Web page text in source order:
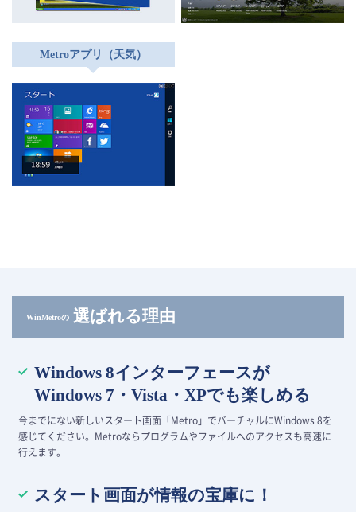
Metroアプリ（天気）
WinMetroの 選ばれる理由
Windows 8インターフェースが
Windows 7・Vista・XPでも楽しめる
今までにない新しいスタート画面「Metro」でバーチャルにWindows 8を
感じてください。Metroならプログラムやファイルへのアクセスも高速に
行えます。
スタート画面が情報の宝庫に！